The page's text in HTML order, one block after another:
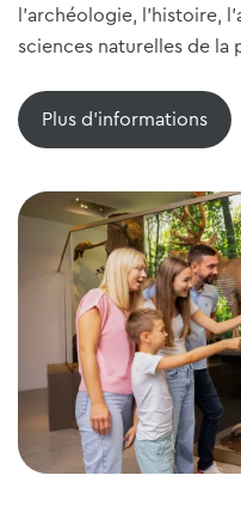
l'archéologie, l'histoire,
sciences naturelles de la
Plus d'informations